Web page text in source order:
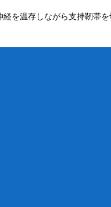
を温存しながら支持靭帯